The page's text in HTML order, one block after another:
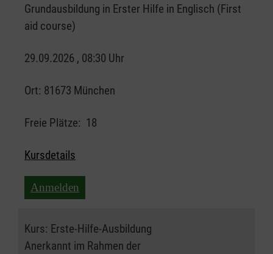
Grundausbildung in Erster Hilfe in Englisch (First
aid course)
29.09.2026 , 08:30 Uhr
Ort: 81673 München
Freie Plätze: 18
Kursdetails
Anmelden
Kurs: Erste-Hilfe-Ausbildung
Anerkannt im Rahmen der